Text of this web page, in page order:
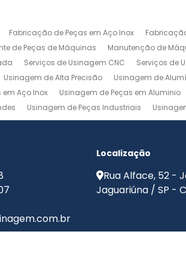
Fabricação de Peças em Aço Inox
de Peças de Máquinas Manutenção de
Serviços de Usinagem CNC
Serviços de
Usinagem de Alta Precisão Usinagem de
em Aço Inox
Usinagem de Peças em Aluminio
Usinagem de Peças Industriais
Fresamento Usinagem Industrial
Localização
Rua Alface, 52 -
Jaguariúna / SP -